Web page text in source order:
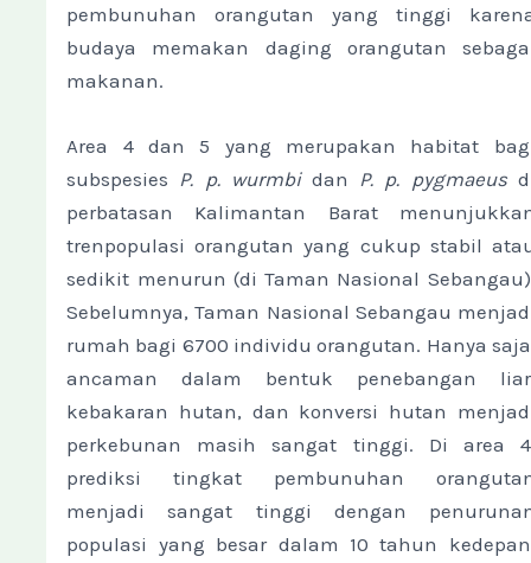
pembunuhan orangutan yang tinggi
budaya memakan daging orangutan
makanan.
Area 4 dan 5 yang merupakan habitat
subspesies P. p. wurmbidan P. p. pygmaeus
perbatasan Kalimantan Barat
trenpopulasi orangutan yang cukup stabil
sedikit menurun (di Taman Nasional
Sebelumnya, Taman Nasional Sebangau
rumah bagi 6700 individu orangutan. Hanya
ancaman dalam bentuk penebangan
kebakaran hutan, dan konversi hutan
perkebunan masih sangat tinggi. Di area
prediksi tingkat pembunuhan
menjadi sangat tinggi dengan
populasi yang besar dalam 10 tahun